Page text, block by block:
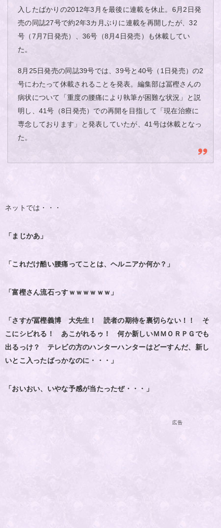
入したばかりの2012年3月を最後に連載を休止。6月2日発
売の同誌27号で約2年3カ月ぶりに連載を再開したが、32
号（7月7日発売）、36号（8月4日発売）も休載してい
た。
8月25日発売の同誌39号では、39号と40号（1日発売）の2
号にわたって休載されることを発表。編集部は冨樫さんの
病状について「重度の腰痛により執筆が困難な状況」と説
明し、41号（8日発売）での再開を目指して「現在治療に
専念しております」と発表していたが、41号は休載となっ
た。
ネットでは・・・
「まじかあ」
「これだけ酷い腰痛ってことは、ヘルニアか何か？」
「富樫さん流石っすｗｗｗｗｗｗ」
「さすが冨樫義博 大先生！ 読者の期待を裏切らない！！ そ
こにシビれる！ あこがれるゥ！ 何か新しいＭＭＯＲＰＧでも
出るっけ？ テレビの方のハンターハンターはどーすんだ、新し
いとこ入ったばっかなのに・・・」
「おいおい、いやな予感が当たったぜ・・・」
広告